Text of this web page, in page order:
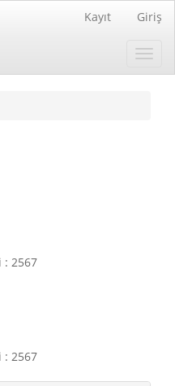
Kayıt Giriş
: 2567
: 2567